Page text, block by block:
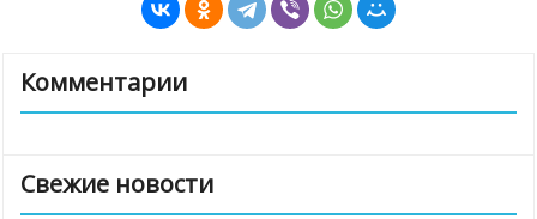
Комментарии
Свежие новости